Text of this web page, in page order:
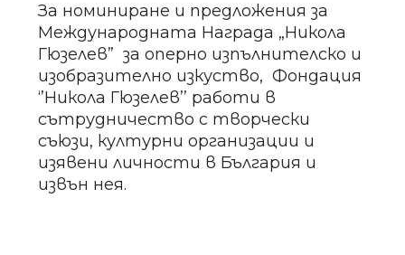
За номиниране и предложения за
Международната Награда „Никола
Гюзелев” за оперно изпълнителско и
изобразително изкуство, Фондация
‘’Никола Гюзелев’’ работи в
сътрудничество с творчески
съюзи, културни организации и
изявени личности в България и
извън нея.